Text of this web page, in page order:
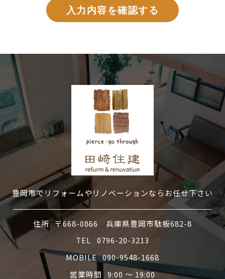
入力内容を確認する
豊岡市でリフォームやリノベーションならお任せ下さい
住所 〒668-0866 兵庫県豊岡市駄板682-8
TEL
0796-20-3213
MOBILE 090-9548-1668
営業時間
9:00 〜 19:00